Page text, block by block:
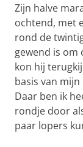
Zijn halve
ochtend, met
rond de
gewend is
kon hij
basis van mijn
Daar ben ik
rondje door
paar lopers